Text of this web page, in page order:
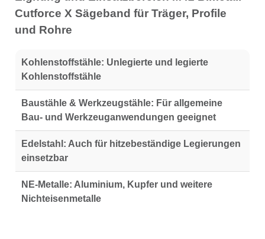
Cutforce X Sägeband für Träger, Profile
und Rohre
Kohlenstoffstähle: Unlegierte und legierte
Kohlenstoffstähle
Baustähle & Werkzeugstähle: Für allgemeine
Bau- und Werkzeuganwendungen geeignet
Edelstahl: Auch für hitzebeständige Legierungen
einsetzbar
NE-Metalle: Aluminium, Kupfer und weitere
Nichteisenmetalle